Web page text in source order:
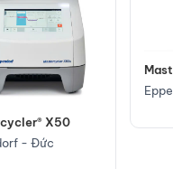
X50
- Đức